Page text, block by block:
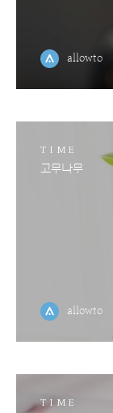
allowto
TIME
고무나무
allowto
TIME